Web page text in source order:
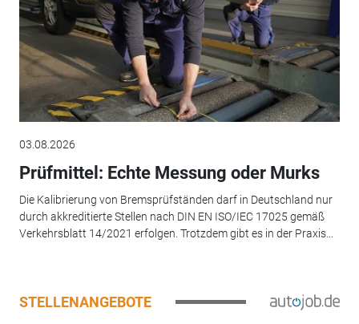
03.08.2026
Prüfmittel: Echte Messung oder Murks
Die Kalibrierung von Bremsprüfständen darf in Deutschland nur
durch akkreditierte Stellen nach DIN EN ISO/IEC 17025 gemäß
Verkehrsblatt 14/2021 erfolgen. Trotzdem gibt es in der Praxis...
STELLENANGEBOTE